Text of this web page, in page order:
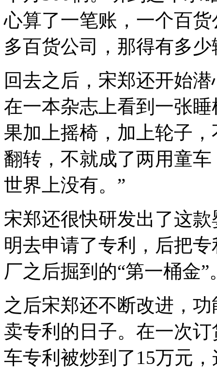
心算了一笔账，一个百
多百货公司，那得有多少
回去之后，宋郑还开始
在一本杂志上看到一张
果加上摇椅，加上轮子
翻转，不就成了两用童
世界上没有。”
宋郑还很快研发出了这
明去申请了专利，后把
厂之后掘到的“第一桶金”
之后宋郑还不断改进，
卖专利的日子。在一次
车专利被炒到了15万元